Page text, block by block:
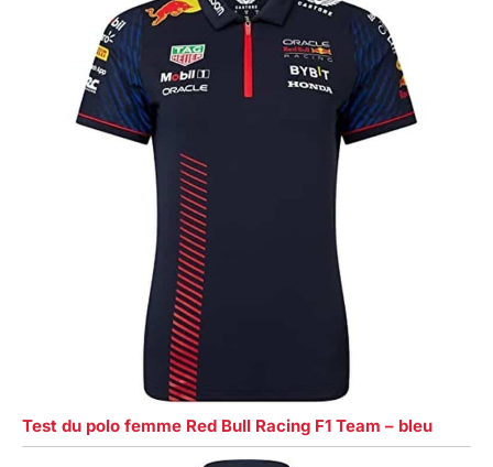
Test du polo femme Red Bull Racing F1 Team – bleu